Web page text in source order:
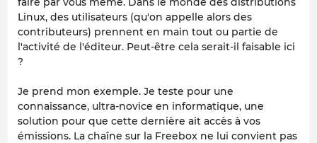
Linux, des utilisateurs (qu'on appelle alors des
contributeurs) prennent en main tout ou partie de
l'activité de l'éditeur. Peut-être cela serait-il faisable ici
?
Je prend mon exemple. Je teste pour une
connaissance, ultra-novice en informatique, une
solution pour que cette dernière ait accès à vos
émissions. La chaîne sur la Freebox ne lui convient pas